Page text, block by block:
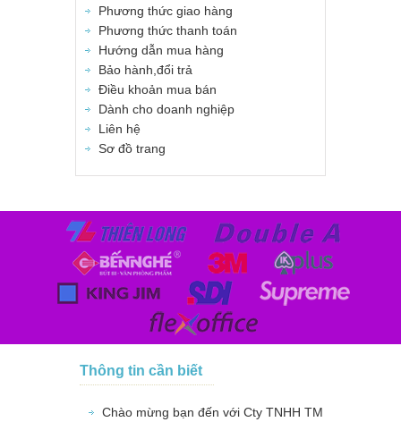
Phương thức giao hàng
Phương thức thanh toán
Hướng dẫn mua hàng
Bảo hành,đổi trả
Điều khoản mua bán
Dành cho doanh nghiệp
Liên hệ
Sơ đồ trang
Thông tin cần biết
Chào mừng bạn đến với Cty TNHH TM